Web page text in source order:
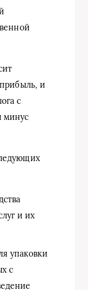
и
с
минус
и их
упаковки
с